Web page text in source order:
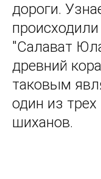
дороги.
"Салават
древний
таковым
один из
шиханов.